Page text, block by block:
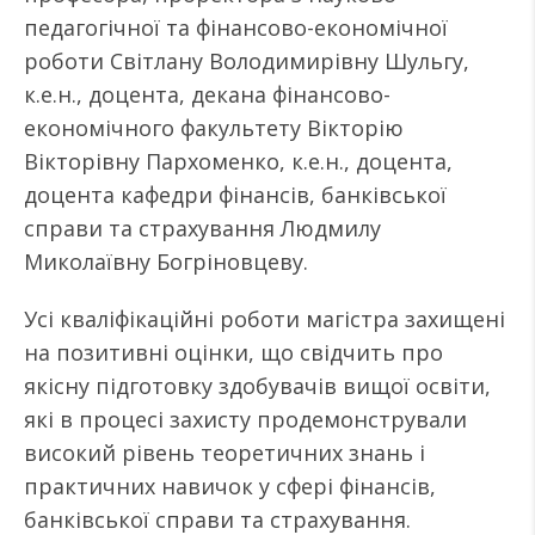
педагогічної та фінансово-економічної
роботи Світлану Володимирівну Шульгу,
к.е.н., доцента, декана фінансово-
економічного факультету Вікторію
Вікторівну Пархоменко, к.е.н., доцента,
доцента кафедри фінансів, банківської
справи та страхування Людмилу
Миколаївну Богріновцеву.
Усі кваліфікаційні роботи магістра захищені
на позитивні оцінки, що свідчить про
якісну підготовку здобувачів вищої освіти,
які в процесі захисту продемонстрували
високий рівень теоретичних знань і
практичних навичок у сфері фінансів,
банківської справи та страхування.